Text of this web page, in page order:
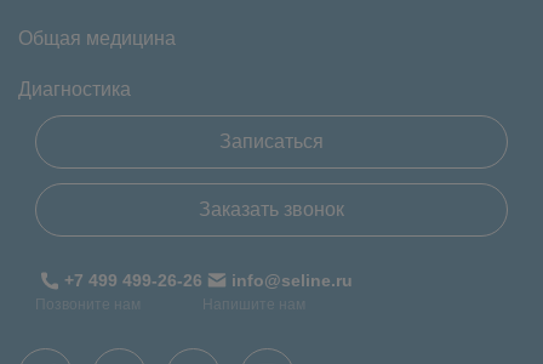
Общая медицина
Диагностика
Записаться
Заказать звонок
+7 499 499-26-26
Позвоните нам
info@seline.ru
Напишите нам